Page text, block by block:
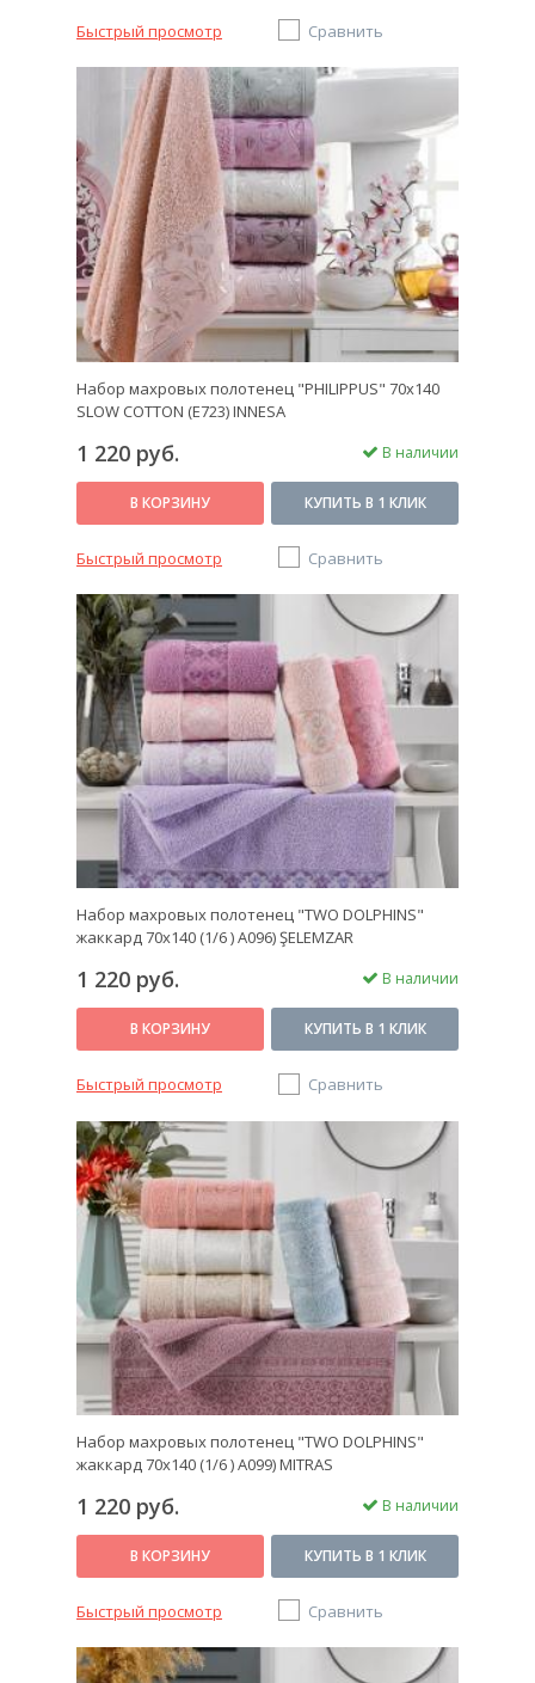
Быстрый просмотр Сравнить
Набор махровых полотенец "PHILIPPUS" 70х140
SLOW COTTON (E723) INNESA
1 220 руб. В наличии
В КОРЗИНУ КУПИТЬ В 1 КЛИК
Быстрый просмотр Сравнить
Набор махровых полотенец "TWO DOLPHINS"
жаккард 70х140 (1/6 ) A096) ŞELEMZAR
1 220 руб. В наличии
В КОРЗИНУ КУПИТЬ В 1 КЛИК
Быстрый просмотр Сравнить
Набор махровых полотенец "TWO DOLPHINS"
жаккард 70х140 (1/6 ) A099) MITRAS
1 220 руб. В наличии
В КОРЗИНУ КУПИТЬ В 1 КЛИК
Быстрый просмотр Сравнить